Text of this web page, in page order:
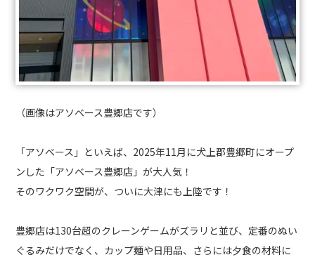
（画像はアソベース豊郷店です）
「アソベース」といえば、2025年11月に犬上郡豊郷町にオープ
ンした「アソベース豊郷店」が大人気！
そのワクワク空間が、ついに大津にも上陸です！
豊郷店は130台超のクレーンゲームがズラリと並び、定番のぬい
ぐるみだけでなく、カップ麺や日用品、さらには夕食の材料に